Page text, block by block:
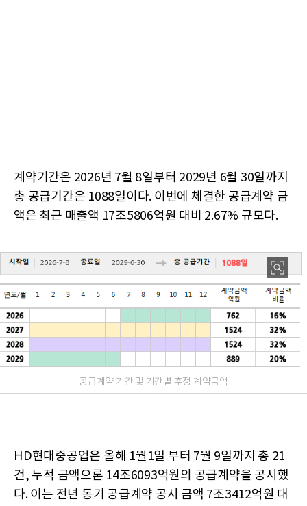
계약기간은 2026년 7월 8일부터 2029년 6월 30일까지
총 공급기간은 1088일이다. 이번에 체결한 공급계약 금
액은 최근 매출액 17조5806억원 대비 2.67% 규모다.
공급계약 기간 및 기간별 추정 계약금액
HD현대중공업은 올해 1월1일 부터 7월 9일까지 총 21
건, 누적 금액으론 14조6093억원의 공급계약을 공시했
다. 이는 전년 동기 공급계약 공시 금액 7조3412억원 대